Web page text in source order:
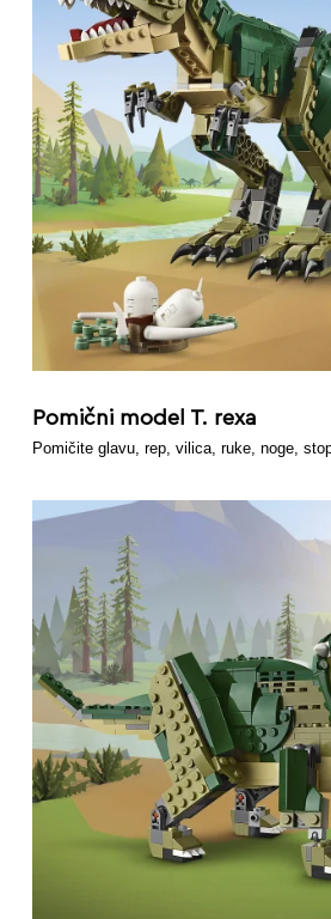
Pomični model T. rexa
Pomičite glavu, rep, vilica, ruke, noge,